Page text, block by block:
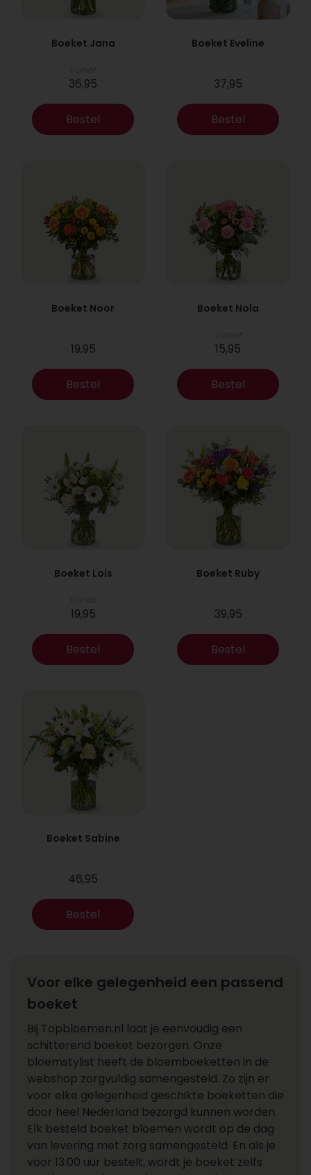
Boeket Jana
36,95
Bestel
Boeket Eveline
37,95
Bestel
Boeket Noor
19,95
Bestel
Boeket Nola
15,95
Bestel
Boeket Lois
19,95
Bestel
Boeket Ruby
39,95
Bestel
Boeket Sabine
46,95
Bestel
Voor elke gelegenheid een passend
boeket
Bij Topbloemen.nl laat je eenvoudig een
schitterend boeket bezorgen. Onze
bloemstylist heeft de bloemboeketten in de
webshop zorgvuldig samengesteld. Zo zijn er
voor elke gelegenheid geschikte boeketten die
door heel Nederland bezorgd kunnen worden.
Elk besteld boeket bloemen wordt op de dag
van levering met zorg samengesteld. En als je
voor 13:00 uur bestelt, wordt je boeket zelfs